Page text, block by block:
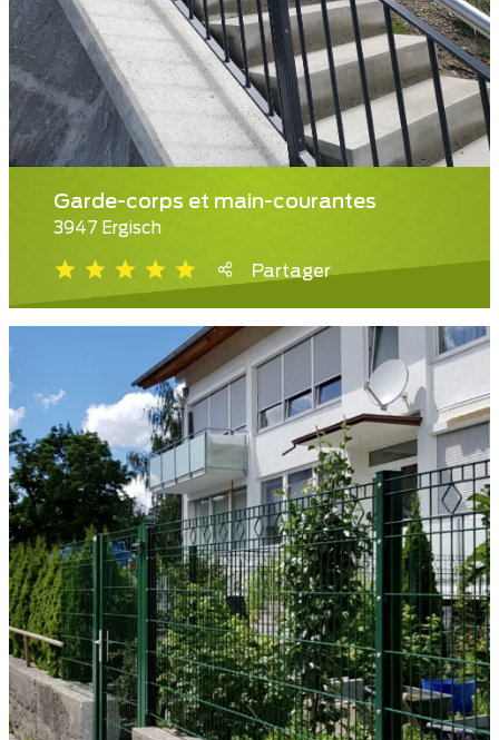
Garde-corps et main-courantes
3947 Ergisch
Partager